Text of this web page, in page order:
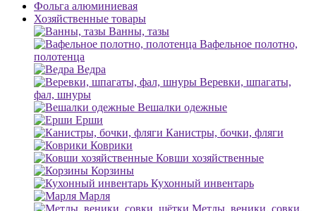
Фольга алюминиевая
Хозяйственные товары
Ванны, тазы
Вафельное полотно,
полотенца
Ведра
Веревки, шпагаты,
фал, шнуры
Вешалки одежные
Ерши
Канистры, бочки, фляги
Коврики
Ковши хозяйственные
Корзины
Кухонный инвентарь
Марля
Метлы, веники, совки,